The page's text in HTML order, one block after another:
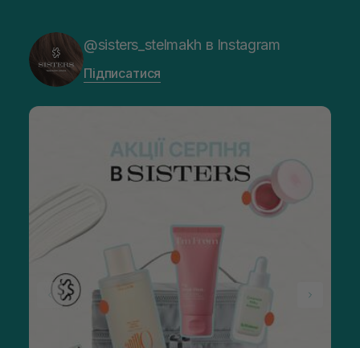
@sisters_stelmakh в Instagram
Підписатися